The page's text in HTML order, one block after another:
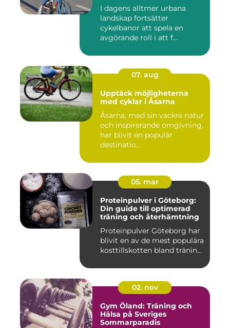
I dagens alltmer urbana
landskap fortsätter
cykelbanor att spela en
avgörande roll i att f...
07. aug
Upptäck möjligheterna
med cyklar i Åsarna
Åsarna, med sin vackra natur
och inspirerande omgivning,
har blivit en populär
destinatio...
05. mar
Proteinpulver i Göteborg:
Din guide till optimerad
träning och återhämtning
Proteinpulver Göteborg har
blivit en av de mest populära
kosttillskotten bland tränin...
02. nov
Gym Öland: Träning och
Hälsa på Sveriges
Sommarparadis